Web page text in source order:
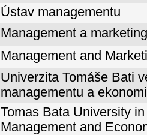
Ústav managementu
Management a marketing
Management and
Univerzita Tomáše Bati
managementu a
Tomas Bata University
Management and